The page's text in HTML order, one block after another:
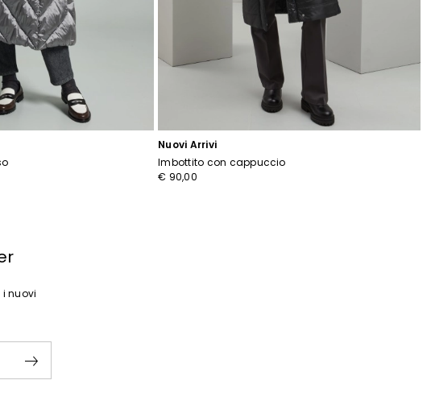
Nuovi Arrivi
Imbottito con cappuccio
€ 90,00
nuovi